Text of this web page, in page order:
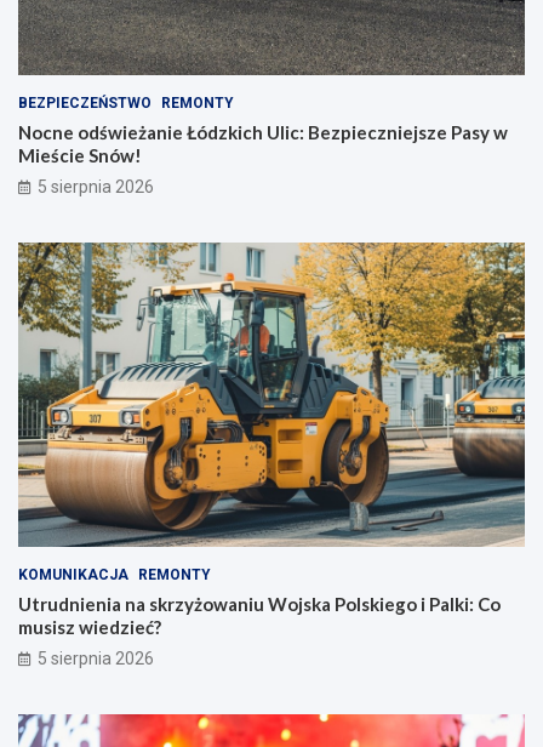
BEZPIECZEŃSTWO REMONTY
Nocne odświeżanie Łódzkich Ulic: Bezpieczniejsze Pasy w
Mieście Snów!
5 sierpnia 2026
KOMUNIKACJA REMONTY
Utrudnienia na skrzyżowaniu Wojska Polskiego i Palki: Co
musisz wiedzieć?
5 sierpnia 2026